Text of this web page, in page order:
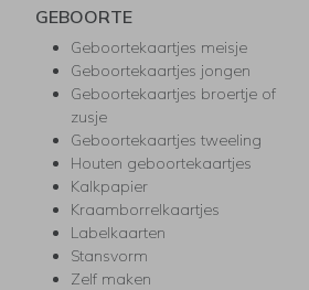
GEBOORTE
Geboortekaartjes meisje
Geboortekaartjes jongen
Geboortekaartjes broertje of
zusje
Geboortekaartjes tweeling
Houten geboortekaartjes
Kalkpapier
Kraamborrelkaartjes
Labelkaarten
Stansvorm
Zelf maken